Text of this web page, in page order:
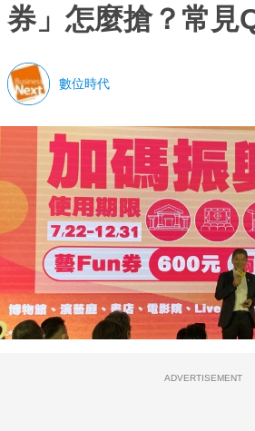
券」怎麼搶？常見
數位時代
ADVERTISEMENT